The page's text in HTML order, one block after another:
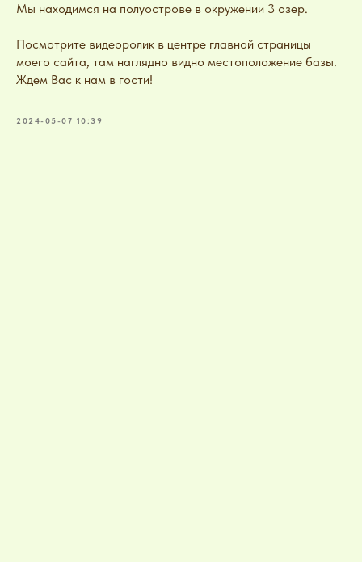
Мы находимся на полуострове в окружении 3 озер.
Посмотрите видеоролик в центре главной страницы
моего сайта, там наглядно видно местоположение базы.
Ждем Вас к нам в гости!
2024-05-07 10:39